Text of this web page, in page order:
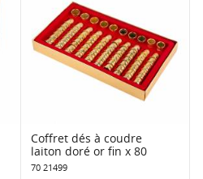
Coffret dés à coudre
laiton doré or fin x 80
70 21499